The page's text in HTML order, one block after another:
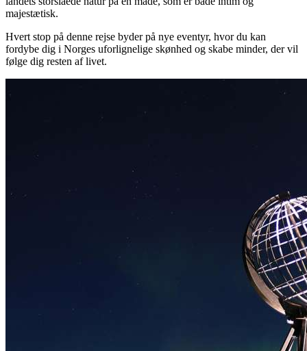
majestætisk.
Hvert stop på denne rejse byder på nye eventyr, hvor du kan
fordybe dig i Norges uforlignelige skønhed og skabe minder, der vil
følge dig resten af livet.